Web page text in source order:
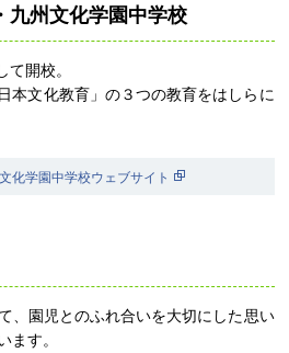
九州文化学園中学校
開校。
本文化教育」の３つの教育をはしらに
化学園中学校ウェブサイト
、園児とのふれ合いを大切にした思い
ます。